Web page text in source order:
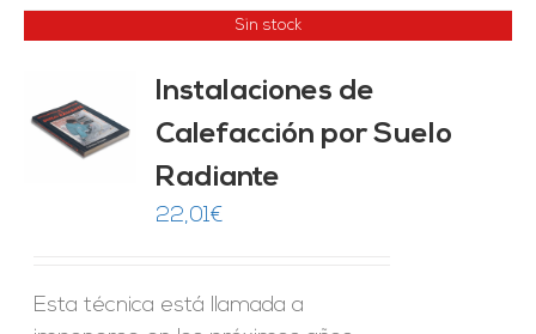
Sin stock
Instalaciones de
Calefacción por Suelo
Radiante
22,01€
Esta técnica está llamada a